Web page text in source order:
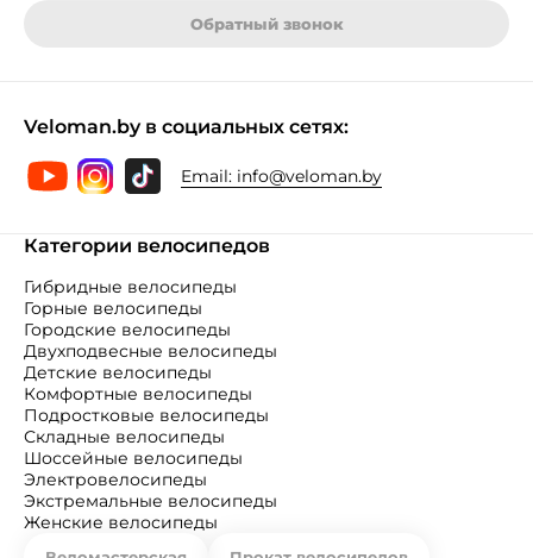
Обратный звонок
Veloman.by в социальных сетях:
Email: info@veloman.by
Категории велосипедов
Гибридные велосипеды
Горные велосипеды
Городские велосипеды
Двухподвесные велосипеды
Детские велосипеды
Комфортные велосипеды
Подростковые велосипеды
Складные велосипеды
Шоссейные велосипеды
Электровелосипеды
Экстремальные велосипеды
Женские велосипеды